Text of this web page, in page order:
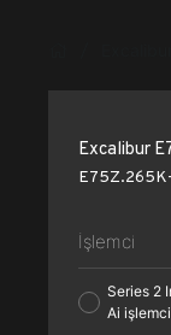
Excalibur
İşlemci
Series 2
Ai